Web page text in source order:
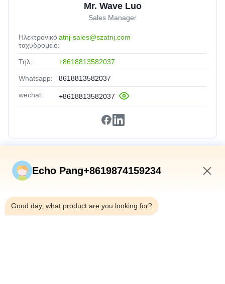
Mr. Wave Luo
Sales Manager
Ηλεκτρονικό
ταχυδρομείο:
atnj-sales@szatnj.com
Τηλ.: +8618813582037
Whatsapp: 8618813582037
wechat: +8618813582037
Γρήγορες Συνδέσεις
Προϊόντα
Σχετικά Με Εμάς
Echo Pang+8619874159234
Good day, what product are you looking for?